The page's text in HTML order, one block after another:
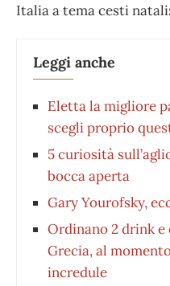
Italia a tema cesti
Leggi anche
Eletta la migliore
scegli proprio
5 curiosità
bocca aperta
Gary Yourofsky,
Ordinano 2 drink
Grecia, al
incredule